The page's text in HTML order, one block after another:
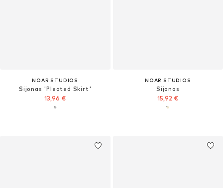
NOAR STUDIOS
Sijonas 'Pleated Skirt'
13,96 €
NOAR STUDIOS
Sijonas
15,92 €